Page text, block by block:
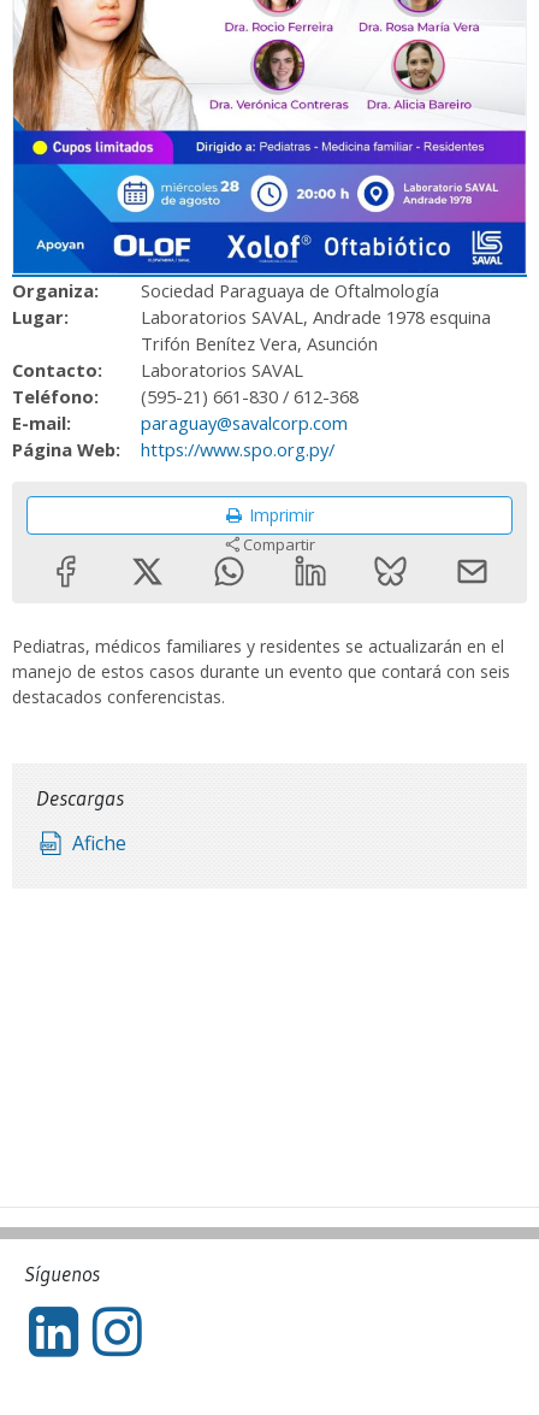
Organiza:
Sociedad Paraguaya de Oftalmología
Lugar:
Laboratorios SAVAL, Andrade 1978 esquina
Trifón Benítez Vera, Asunción
Contacto:
Laboratorios SAVAL
Teléfono:
(595-21) 661-830 / 612-368
E-mail:
paraguay@savalcorp.com
Página Web:
https://www.spo.org.py/
Imprimir
Compartir
Pediatras, médicos familiares y residentes se actualizarán en el
manejo de estos casos durante un evento que contará con seis
destacados conferencistas.
Descargas
Afiche
Síguenos